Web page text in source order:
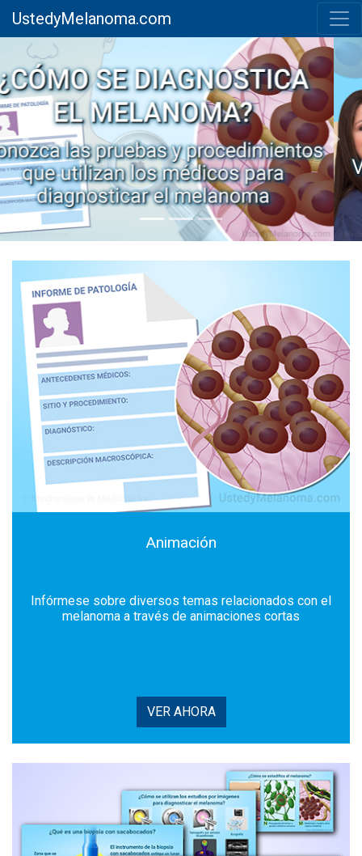
UstedyMelanoma.com
Previous Next
Animación
Infórmese sobre diversos temas relacionados con el
melanoma a través de animaciones cortas
VER AHORA